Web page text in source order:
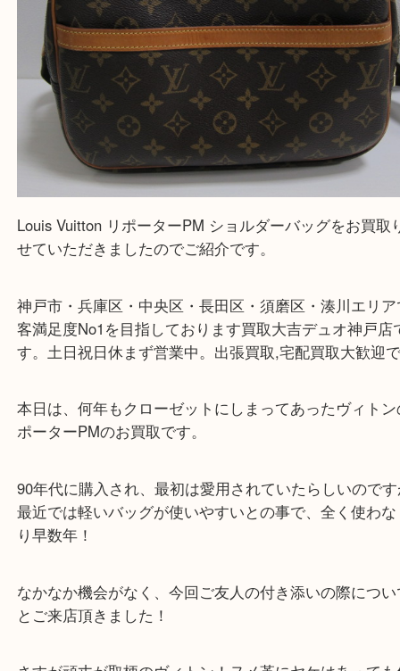
Facebook
Twitter
Line
Louis Vuitton リポーターPM ショルダーバッ
公開日:2026/07/21 最終更新日:2026/06/24
Louis Vuitton リポーターPM ショルダーバッグ（ Louis Vuitton ルイヴィ
全て ブランド ルイヴィトン 兵庫区
Louis Vuitton リポーターPM ショルダーバッグをお